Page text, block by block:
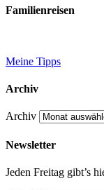
Familienreisen
Meine Tipps
Archiv
Archiv
Newsletter
Jeden Freitag gibt’s